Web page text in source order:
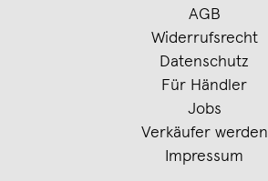
AGB
Widerrufsrecht
Datenschutz
Für Händler
Jobs
Verkäufer werden
Impressum